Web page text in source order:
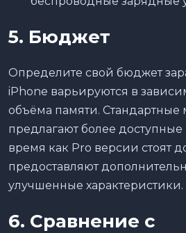
5. Бюджет
Определите свой бюджет
iPhone варьируются в
объёма памяти. Стандартные
предлагают более доступные
время как Pro версии стоят
предоставляют
улучшенные характеристики.
6. Сравнение с